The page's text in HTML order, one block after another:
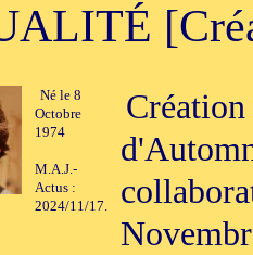
Né le 8
Octobre
1974
M.A.J.-
Actus :
2024/11/17.